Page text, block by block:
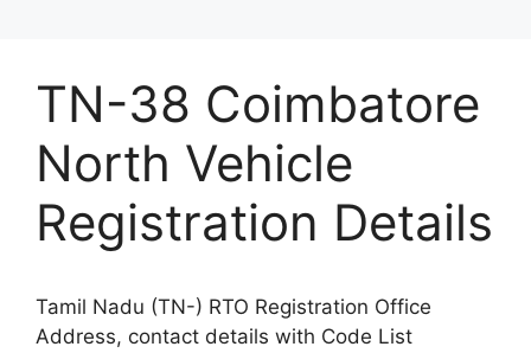
TN-38 Coimbatore
North Vehicle
Registration Details
Tamil Nadu (TN-) RTO Registration Office
Address, contact details with Code List